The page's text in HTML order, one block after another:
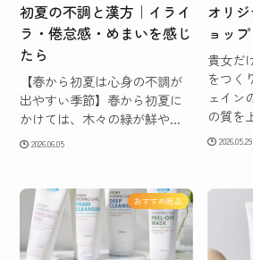
初夏の不調と漢方｜イライ
ラ・倦怠感・めまいを感じ
たら
【春から初夏は心身の不調が
出やすい季節】春から初夏に
かけては、木々の緑が鮮や...
2026.06.05
オリ
ョップ
貴女だ
をつく
ェイン
の質を
2026.05.29
おすすめ商品